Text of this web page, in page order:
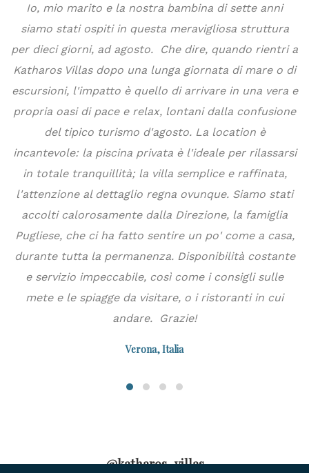
Io, mio marito e la nostra bambina di sette anni
siamo stati ospiti in questa meravigliosa struttura
per dieci giorni, ad agosto. Che dire, quando rientri a
Katharos Villas dopo una lunga giornata di mare o di
escursioni, l'impatto è quello di arrivare in una vera e
propria oasi di pace e relax, lontani dalla confusione
del tipico turismo d'agosto. La location è
incantevole: la piscina privata è l'ideale per rilassarsi
in totale tranquillità; la villa semplice e raffinata,
l'attenzione al dettaglio regna ovunque. Siamo stati
accolti calorosamente dalla Direzione, la famiglia
Pugliese, che ci ha fatto sentire un po' come a casa,
durante tutta la permanenza. Disponibilità costante
e servizio impeccabile, così come i consigli sulle
mete e le spiagge da visitare, o i ristoranti in cui
andare. Grazie!
Verona, Italia
@katharos_villas